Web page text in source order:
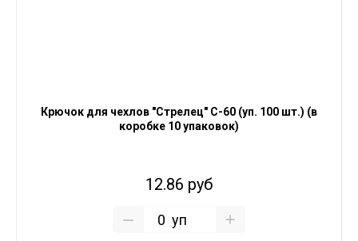
Крючок для чехлов "Стрелец" С-60 (уп. 100 шт.) (в
коробке 10 упаковок)
12.86 руб
уп